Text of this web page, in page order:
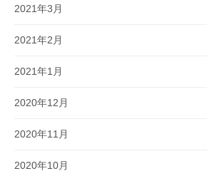
2021年3月
2021年2月
2021年1月
2020年12月
2020年11月
2020年10月